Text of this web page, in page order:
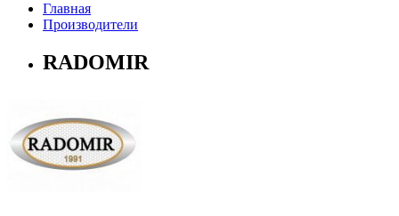
Главная
Производители
RADOMIR